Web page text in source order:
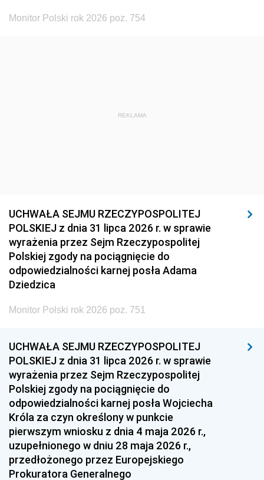
Monitor Polski rok 2026 poz. 754
REKLAMA
UCHWAŁA SEJMU RZECZYPOSPOLITEJ
POLSKIEJ z dnia 31 lipca 2026 r. w sprawie
wyrażenia przez Sejm Rzeczypospolitej
Polskiej zgody na pociągnięcie do
odpowiedzialności karnej posła Adama
Dziedzica
Monitor Polski rok 2026 poz. 751
UCHWAŁA SEJMU RZECZYPOSPOLITEJ
POLSKIEJ z dnia 31 lipca 2026 r. w sprawie
wyrażenia przez Sejm Rzeczypospolitej
Polskiej zgody na pociągnięcie do
odpowiedzialności karnej posła Wojciecha
Króla za czyn określony w punkcie
pierwszym wniosku z dnia 4 maja 2026 r.,
uzupełnionego w dniu 28 maja 2026 r.,
przedłożonego przez Europejskiego
Prokuratora Generalnego